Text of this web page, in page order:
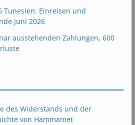
Tunesien: Einreisen und
Juni 2026
ausstehenden Zahlungen, 600
des Widerstands und der
von Hammamet